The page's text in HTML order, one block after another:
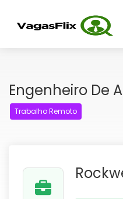
Engenheiro De
Trabalho Remoto